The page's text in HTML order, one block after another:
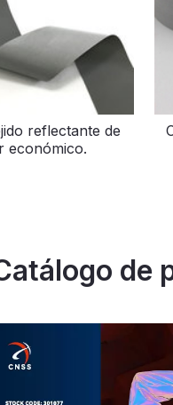
reflectante de
económico.
de